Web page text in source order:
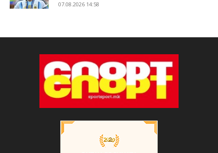
07.08.2026 14:58